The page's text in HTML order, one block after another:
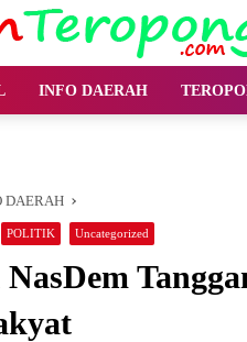
INFO DAERAH
DAERAH
POLITIK Uncategorized